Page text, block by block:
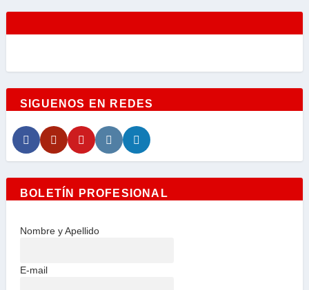
SIGUENOS EN REDES
BOLETÍN PROFESIONAL
Nombre y Apellido
E-mail